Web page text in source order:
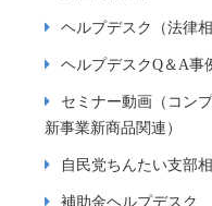
ヘルプデスク（法律相
ヘルプデスクQ＆A事
セミナー動画（コン
新事業新商品関連）
自民党ちんたい支部
補助金ヘルプデスク